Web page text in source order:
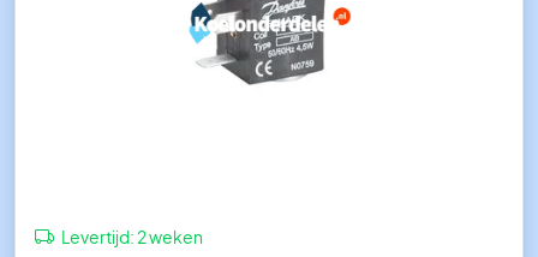
Levertijd:2 weken